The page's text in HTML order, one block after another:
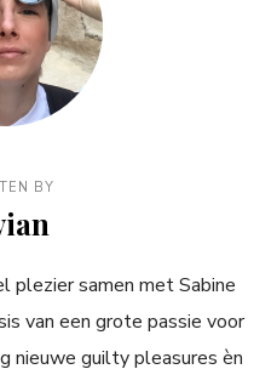
BY
plezier samen met Sabine
van een grote passie voor
nieuwe guilty pleasures èn